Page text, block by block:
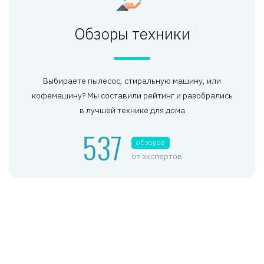
Обзоры техники
Выбираете пылесос, стиральную машину, или
кофемашину? Мы составили рейтинг и разобрались
в лучшей технике для дома
537 обзоров
от экспертов